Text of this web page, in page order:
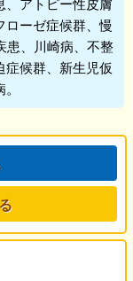
ローゼ症候群、慢
患、川崎病、不整
症候群、新生児仮